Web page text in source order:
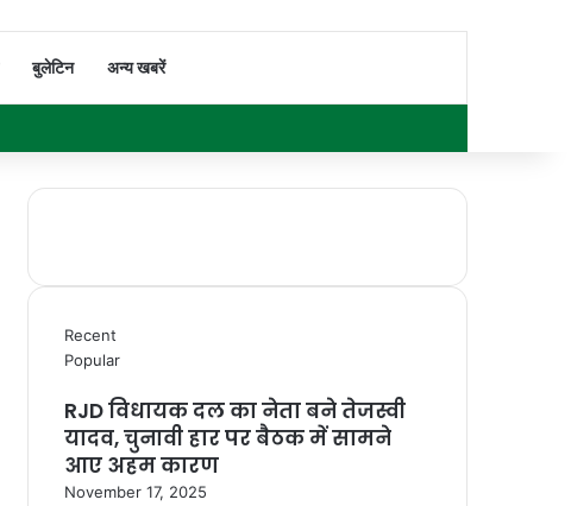
बुलेटिन अन्य खबरें
Recent
Popular
RJD विधायक दल का नेता बने तेजस्वी
यादव, चुनावी हार पर बैठक में सामने
आए अहम कारण
November 17, 2025